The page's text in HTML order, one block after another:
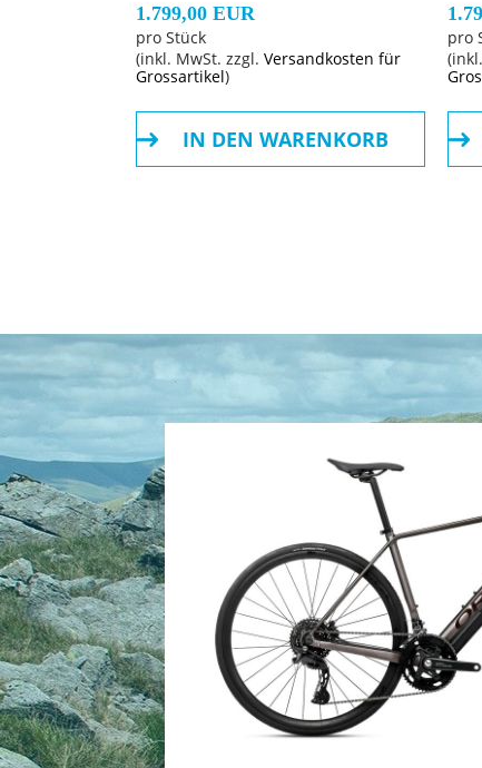
Anzahl Gänge: 10
Schalthebel: Shimano U6030
Hinterradbremse: Shimano U6030
Gabel: Orbea Avant Hydro 2025, full
Schaltwerk vorne: Shimano Cues U6030
Schaltwerk hinten: Shimano Cues U6020
Kurbelsatz: Shimano Cues U6030 34x50t
Kassette: Shimano CS-LG300 11-39t 10-
Kette: Shimano LG500
Steuersatz: FSA 1-1/2" Integrated
1.799,00 EUR
pro Stück
(inkl. MwSt. zzgl. Versandkosten für
Grossartikel)
IN DEN WARENKORB
pro